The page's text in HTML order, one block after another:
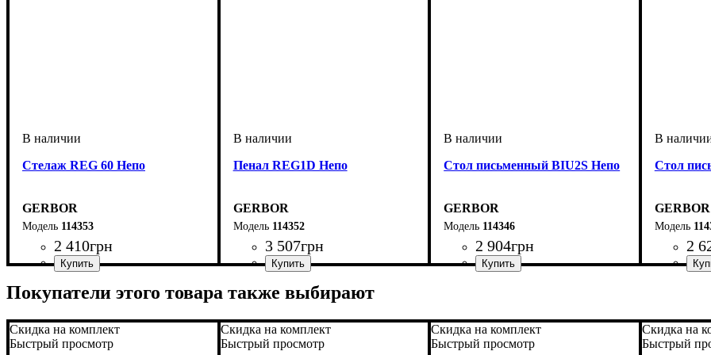
Стелаж REG 60 Непо
GERBOR
114353
2 410грн
Пенал REG1D Непо
GERBOR
114352
3 507грн
Стол письменный BIU2S Непо
GERBOR
114346
2 904грн
Стол
GERBOR
2
Покупатели этого товара также выбирают
Скидка на комплект
Быстрый просмотр
Скидка на комплект
Быстрый просмотр
Скидка на комплект
Быстрый просмотр
Скидка на
Быстрый